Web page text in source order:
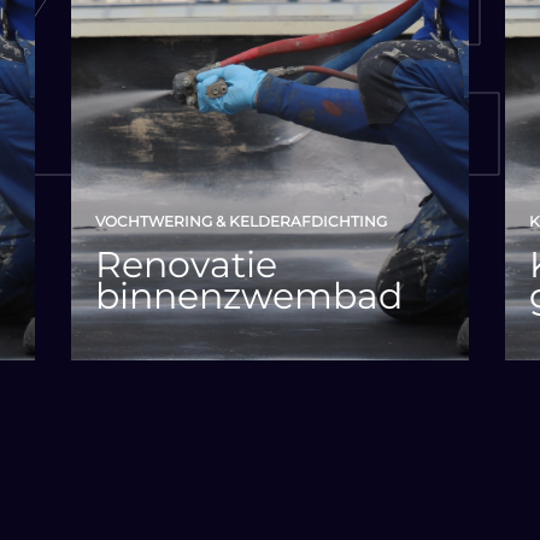
Renovatie
binnenzwembad
VOCHTWERING & KELDERAFDICHTING